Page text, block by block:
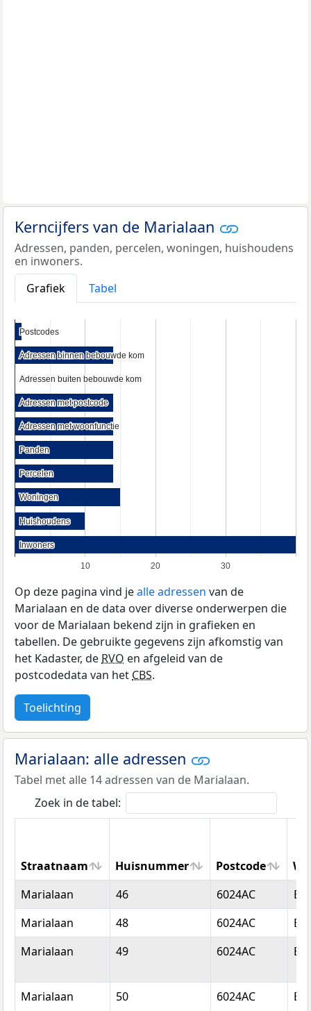
Kerncijfers van de Marialaan
Adressen, panden, percelen, woningen, huishoudens
en inwoners.
Grafiek
Tabel
10 20 30
Postcodes
Postcodes
Adressen binnen bebouwde kom
Adressen binnen bebouwde kom
Adressen buiten bebouwde kom
Adressen buiten bebouwde kom
Adressen met postcode
Adressen met postcode
Adressen met woonfunctie
Adressen met woonfunctie
Panden
Panden
Percelen
Percelen
Woningen
Woningen
Huishoudens
Huishoudens
Inwoners
Inwoners
Op deze pagina vind jealle adressen van de
Marialaan en de data over diverse onderwerpen die
voor de Marialaan bekend zijn in grafieken en
tabellen. De gebruikte gegevens zijn afkomstig van
het Kadaster, de RVO en afgeleid van de
postcodedata van het CBS.
Toelichting
Marialaan: alle adressen
Tabel met alle 14 adressen van de Marialaan.
Zoek in de tabel:
Straatnaam Huisnummer Postcode
Straatnaam
Huisnummer Postcode
Marialaan 46 6024AC
Marialaan
48 6024AC
Marialaan
49 6024AC
Marialaan 50 6024AC